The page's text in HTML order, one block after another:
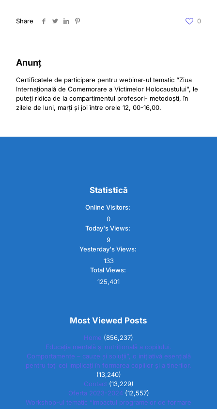
Share 0
Anunț
Certificatele de participare pentru webinar-ul tematic “Ziua
Internațională de Comemorare a Victimelor Holocaustului”, le
puteți ridica de la compartimentul profesori- metodoști, în
zilele de luni, marți și joi între orele 12, 00-16,00.
Statistică
Online Visitors:
0
Today's Views:
9
Yesterday's Views:
133
Total Views:
125,401
Most Viewed Posts
Home (856,237)
Educația mentală și nutrițională a copilului.
Comportamente – cauze și soluții”, o inițiativă esențială
pentru toți cei implicați în formarea copiilor și a tinerilor.
(13,240)
Contact (13,229)
Oferta 2023-2024 (12,557)
Workshop-ul tematic “Impactul programelor de formare